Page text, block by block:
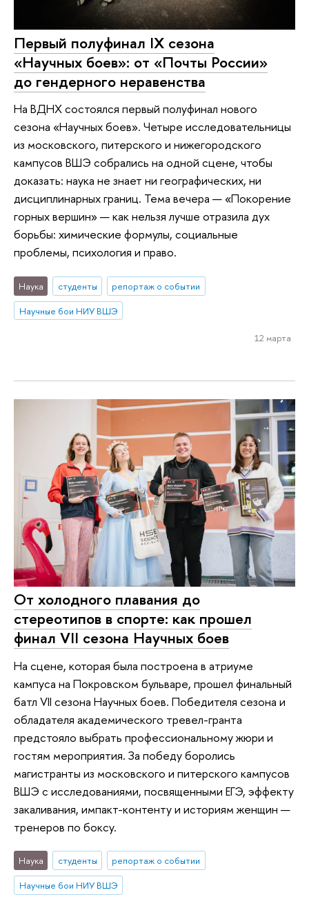
Первый полуфинал IX сезона
«Научных боев»: от «Почты России»
до гендерного неравенства
На ВДНХ состоялся первый полуфинал нового
сезона «Научных боев». Четыре исследовательницы
из московского, питерского и нижегородского
кампусов ВШЭ собрались на одной сцене, чтобы
доказать: наука не знает ни географических, ни
дисциплинарных границ. Тема вечера — «Покорение
горных вершин» — как нельзя лучше отразила дух
борьбы: химические формулы, социальные
проблемы, психология и право.
Наука студенты
репортаж о событии
Научные бои НИУ ВШЭ
12 марта
От холодного плавания до
стереотипов в спорте: как прошел
финал VII сезона Научных боев
На сцене, которая была построена в атриуме
кампуса на Покровском бульваре, прошел финальный
батл VII сезона Научных боев. Победителя сезона и
обладателя академического тревел-гранта
предстояло выбрать профессиональному жюри и
гостям мероприятия. За победу боролись
магистранты из московского и питерского кампусов
ВШЭ с исследованиями, посвященными ЕГЭ, эффекту
закаливания, импакт-контенту и историям женщин —
тренеров по боксу.
Наука студенты
репортаж о событии
Научные бои НИУ ВШЭ